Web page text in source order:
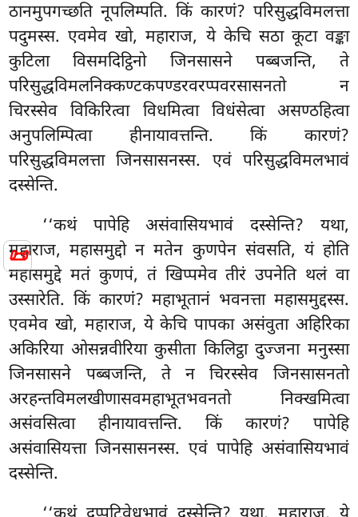
📜
ठानमुपगच्छति नूपलिम्पति. किं कारणं? परिसुद्धविमलत्ता
पदुमस्स. एवमेव खो, महाराज, ये केचि सठा कूटा वङ्का
कुटिला विसमदिट्ठिनो जिनसासने पब्बजन्ति, ते
परिसुद्धविमलनिक्कण्टकपण्डरवरप्पवरसासनतो न
चिरस्सेव विकिरित्वा विधमित्वा विधंसेत्वा असण्ठहित्वा
अनुपलिम्पित्वा हीनायावत्तन्ति. किं कारणं?
परिसुद्धविमलत्ता जिनसासनस्स. एवं परिसुद्धविमलभावं
दस्सेन्ति.
‘‘कथं पापेहि असंवासियभावं दस्सेन्ति? यथा,
महाराज, महासमुद्दो न मतेन कुणपेन संवसति, यं होति
महासमुद्दे मतं कुणपं, तं खिप्पमेव तीरं उपनेति थलं वा
उस्सारेति. किं कारणं? महाभूतानं भवनत्ता महासमुद्दस्स.
एवमेव खो, महाराज, ये केचि पापका असंवुता अहिरिका
अकिरिया ओसन्नवीरिया कुसीता किलिट्ठा दुज्जना मनुस्सा
जिनसासने पब्बजन्ति, ते न चिरस्सेव जिनसासनतो
अरहन्तविमलखीणासवमहाभूतभवनतो निक्खमित्वा
असंवसित्वा हीनायावत्तन्ति. किं कारणं? पापेहि
असंवासियत्ता जिनसासनस्स. एवं पापेहि असंवासियभावं
दस्सेन्ति.